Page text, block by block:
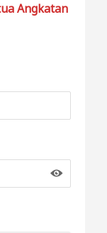
Angkatan